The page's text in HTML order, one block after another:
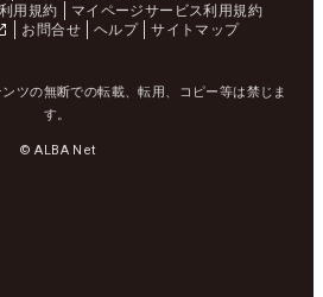
用規約
マイページサービス利用規約
お問合せ ヘルプ サイトマップ
ツの無断での転載、転用、コピー等は禁じま
す。
© ALBA Net